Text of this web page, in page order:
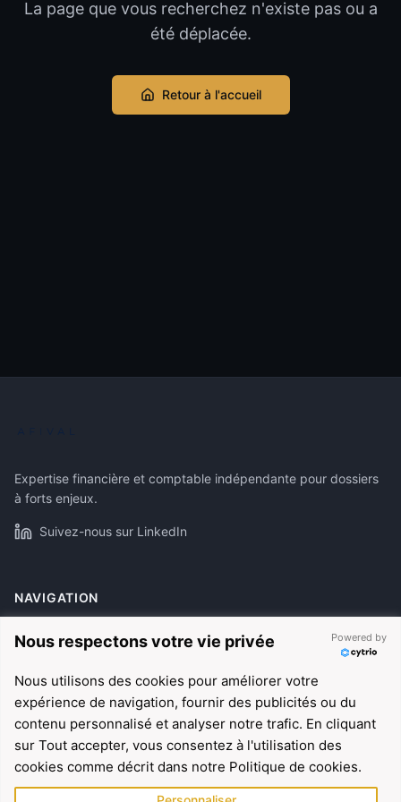
La page que vous recherchez n'existe pas ou a
été déplacée.
Retour à l'accueil
Expertise financière et comptable indépendante pour dossiers
à forts enjeux.
Suivez-nous sur LinkedIn
NAVIGATION
Références
Actualités
EXPERTISES
Nous respectons votre vie privée Powered by
Nous utilisons des cookies pour améliorer votre
expérience de navigation, fournir des publicités ou du
contenu personnalisé et analyser notre trafic. En cliquant
sur Tout accepter, vous consentez à l'utilisation des
cookies comme décrit dans notre Politique de cookies.